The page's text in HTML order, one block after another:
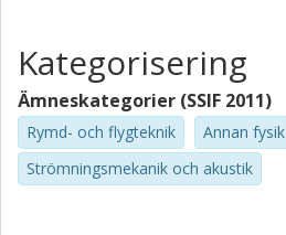
Kategorisering
Ämneskategorier (SSIF 2011)
Rymd- och flygteknik
Annan fysik
Strömningsmekanik och akustik